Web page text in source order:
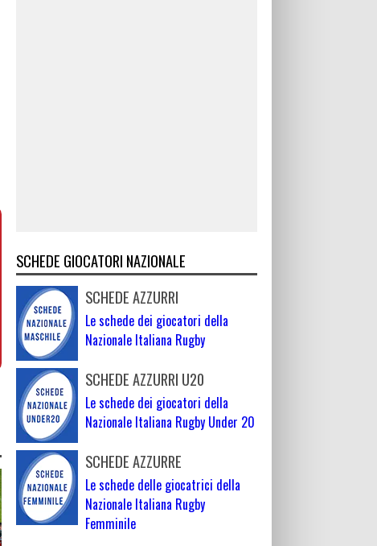
SCHEDE GIOCATORI NAZIONALE
SCHEDE AZZURRI
Le schede dei giocatori della
Nazionale Italiana Rugby
SCHEDE AZZURRI U20
Le schede dei giocatori della
Nazionale Italiana Rugby Under 20
SCHEDE AZZURRE
Le schede delle giocatrici della
Nazionale Italiana Rugby
Femminile